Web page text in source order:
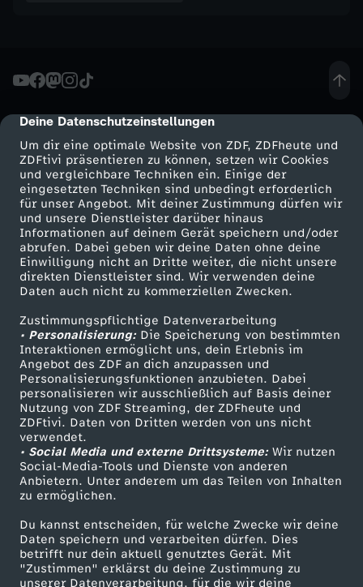
cmp-dialog-description
Deine Datenschutzeinstellungen
Um dir eine optimale Website von ZDF, ZDFheute und
ZDFtivi präsentieren zu können, setzen wir Cookies
und vergleichbare Techniken ein. Einige der
eingesetzten Techniken sind unbedingt erforderlich
für unser Angebot. Mit deiner Zustimmung dürfen wir
und unsere Dienstleister darüber hinaus
Informationen auf deinem Gerät speichern und/oder
abrufen. Dabei geben wir deine Daten ohne deine
Einwilligung nicht an Dritte weiter, die nicht unsere
direkten Dienstleister sind. Wir verwenden deine
Daten auch nicht zu kommerziellen Zwecken.
Zustimmungspflichtige Datenverarbeitung
• Personalisierung:Die Speicherung von bestimmten
Interaktionen ermöglicht uns, dein Erlebnis im
Angebot des ZDF an dich anzupassen und
Personalisierungsfunktionen anzubieten. Dabei
personalisieren wir ausschließlich auf Basis deiner
Nutzung von ZDF Streaming, der ZDFheute und
ZDFtivi. Daten von Dritten werden von uns nicht
verwendet.
• Social Media und externe Drittsysteme:Wir nutzen
Social-Media-Tools und Dienste von anderen
Anbietern. Unter anderem um das Teilen von Inhalten
zu ermöglichen.
Du kannst entscheiden, für welche Zwecke wir deine
Daten speichern und verarbeiten dürfen. Dies
betrifft nur dein aktuell genutztes Gerät. Mit
"Zustimmen" erklärst du deine Zustimmung zu
unserer Datenverarbeitung, für die wir deine
u
t
e
-
i
n
D
e
u
t
s
c
h
Mehr ZDF
ZDF-Apps
Smart TV
ZDFtext
Livestreams
Sendungen A-Z
TV-Programm
Service
ZDFmitreden
Kontakt zum ZDF
Tickets
Zuschauerservice
Hilfe
ZDF Unternehmen
Karriere
ZDF goes Schule
Werbefernsehen